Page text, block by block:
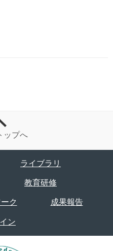
ップへ
ライブラリ
教育研修
ク 成果報告
ン